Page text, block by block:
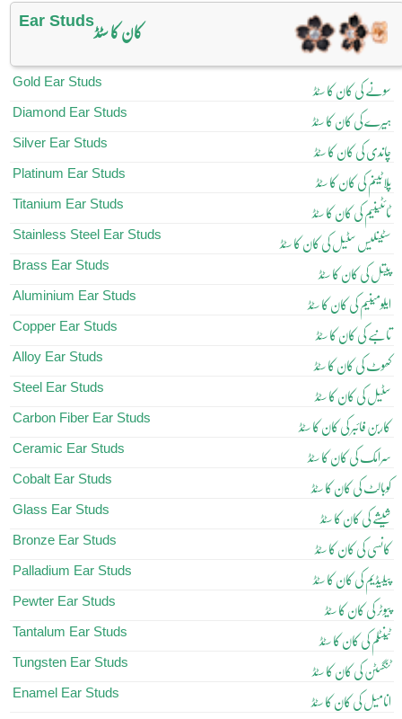
Ear Studsکان کا سٹڈ
Gold Ear Studs سونے کی کان کا سٹڈ
Diamond Ear Studs ہیرے کی کان کا سٹڈ
Silver Ear Studs چاندی کی کان کا سٹڈ
Platinum Ear Studs پلاٹینم کی کان کا سٹڈ
Titanium Ear Studs ٹائٹینیم کی کان کا سٹڈ
Stainless Steel Ear Studs سٹینلیس سٹیل کی کان کا سٹڈ
Brass Ear Studs پیتل کی کان کا سٹڈ
Aluminium Ear Studs ایلومینیم کی کان کا سٹڈ
Copper Ear Studs تانبے کی کان کا سٹڈ
Alloy Ear Studs کھوٹ کی کان کا سٹڈ
Steel Ear Studs سٹیل کی کان کا سٹڈ
Carbon Fiber Ear Studs کاربن فائبر کی کان کا سٹڈ
Ceramic Ear Studs سرامک کی کان کا سٹڈ
Cobalt Ear Studs کوبالٹ کی کان کا سٹڈ
Glass Ear Studs شیشے کی کان کا سٹڈ
Bronze Ear Studs کانسی کی کان کا سٹڈ
Palladium Ear Studs پیلیڈیم کی کان کا سٹڈ
Pewter Ear Studs پیوٹر کی کان کا سٹڈ
Tantalum Ear Studs ٹینٹلم کی کان کا سٹڈ
Tungsten Ear Studs ٹنگسٹن کی کان کا سٹڈ
Enamel Ear Studs انامیل کی کان کا سٹڈ